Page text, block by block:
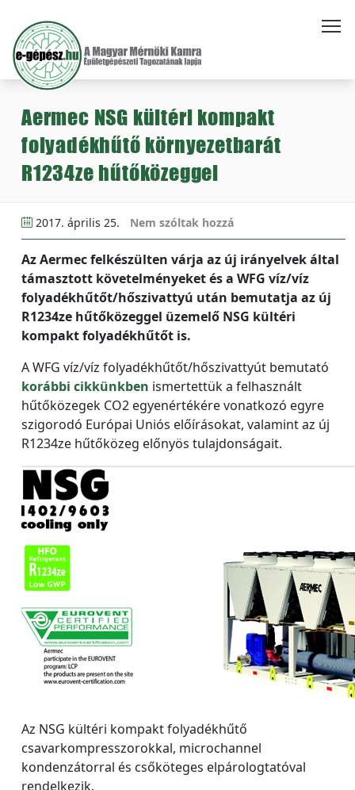
Aermec NSG kültéri kompakt
folyadékhűtő környezetbarát
R1234ze hűtőközeggel
2017. április 25. Nem szóltak hozzá
Az Aermec felkészülten várja az új irányelvek által
támasztott követelményeket és a WFG víz/víz
folyadékhűtőt/hőszivattyú után bemutatja az új
R1234ze hűtőközeggel üzemelő NSG kültéri
kompakt folyadékhűtőt is.
A WFG víz/víz folyadékhűtőt/hőszivattyút bemutató
korábbi cikkünkben ismertettük a felhasznált
hűtőközegek CO2 egyenértékére vonatkozó egyre
szigorodó Európai Uniós előírásokat, valamint az új
R1234ze hűtőközeg előnyös tulajdonságait.
Az NSG kültéri kompakt folyadékhűtő
csavarkompresszorokkal, microchannel
kondenzátorral és csőköteges elpárologtatóval
rendelkezik.